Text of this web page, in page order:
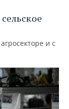
и с